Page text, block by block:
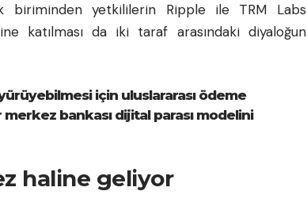
biriminden yetkililerin Ripple ile TRM Labs
katılması da iki taraf arasındaki diyaloğun
için uluslararası ödeme
bankası dijital parası modelini
haline geliyor